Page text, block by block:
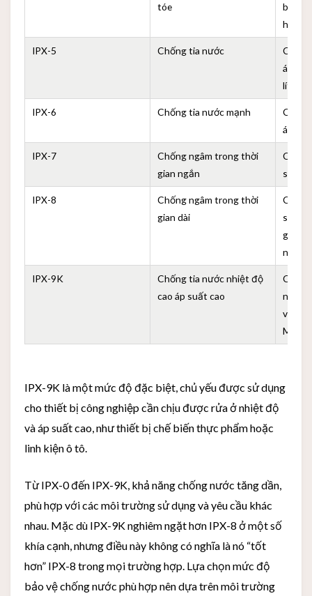
tóe
bắn
hướng
IPX-5 Chống tia nước
Có
áp
lít/
IPX-6 Chống tia nước mạnh
Có
áp
IPX-7
Chống ngâm trong thời
gian ngắn
Có
sâu 1
IPX-8
Chống ngâm trong thời
gian dài
Có
sâu
gian
nhà
IPX-9K
Chống tia nước nhiệt độ
cao áp suất cao
Có
nước
và áp
MPa)
IPX-9K là một mức độ đặc biệt, chủ yếu được sử dụng
cho thiết bị công nghiệp cần chịu được rửa ở nhiệt độ
và áp suất cao, như thiết bị chế biến thực phẩm hoặc
linh kiện ô tô.
Từ IPX-0 đến IPX-9K, khả năng chống nước tăng dần,
phù hợp với các môi trường sử dụng và yêu cầu khác
nhau. Mặc dù IPX-9K nghiêm ngặt hơn IPX-8 ở một số
khía cạnh, nhưng điều này không có nghĩa là nó “tốt
hơn” IPX-8 trong mọi trường hợp. Lựa chọn mức độ
bảo vệ chống nước phù hợp nên dựa trên môi trường